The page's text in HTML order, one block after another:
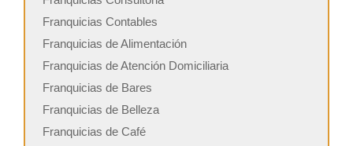
Franquicias Contables
Franquicias de Alimentación
Franquicias de Atención Domiciliaria
Franquicias de Bares
Franquicias de Belleza
Franquicias de Café